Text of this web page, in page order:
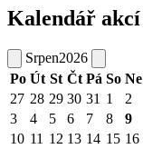
Kalendář akcí
Srpen2026
Po Út St Čt Pá So Ne
27 28 29 30 31 1
2
3
4 5 6 7 8
9
10 11 12 13 14 15 16